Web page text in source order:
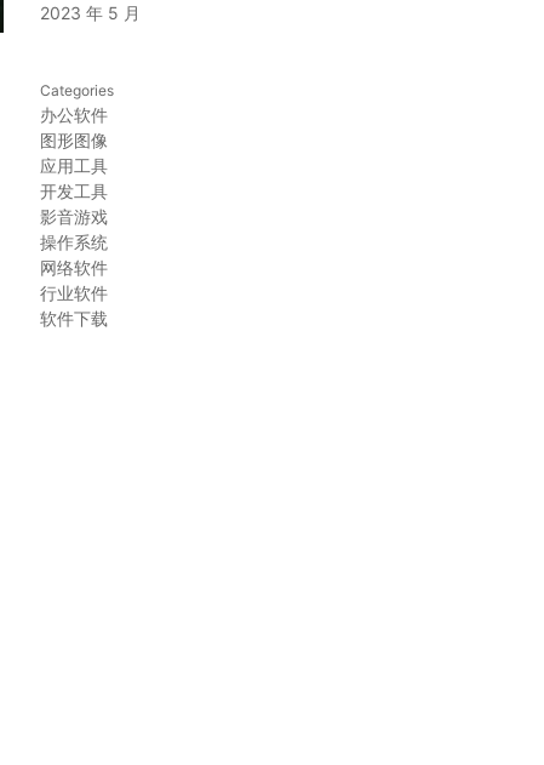
2023 年 5 月
Categories
办公软件
图形图像
应用工具
开发工具
影音游戏
操作系统
网络软件
行业软件
软件下载